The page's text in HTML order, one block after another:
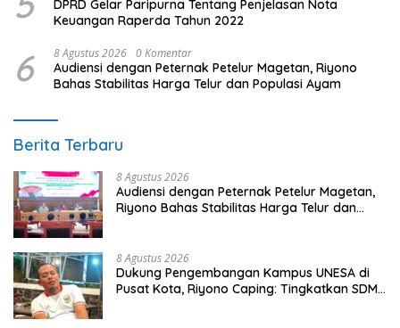
DPRD Gelar Paripurna Tentang Penjelasan Nota
Keuangan Raperda Tahun 2022
6 8 Agustus 2026 0 Komentar
Audiensi dengan Peternak Petelur Magetan, Riyono
Bahas Stabilitas Harga Telur dan Populasi Ayam
Berita Terbaru
8 Agustus 2026
Audiensi dengan Peternak Petelur Magetan,
Riyono Bahas Stabilitas Harga Telur dan
8 Agustus 2026
Dukung Pengembangan Kampus UNESA di
Pusat Kota, Riyono Caping: Tingkatkan SDM